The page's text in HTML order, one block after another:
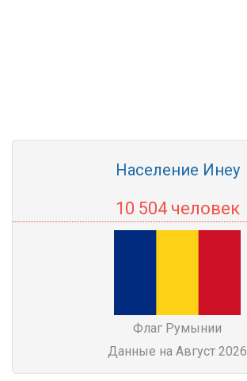
Население Инеу
10 504 человек
Флаг Румынии
Данные на Август 2026